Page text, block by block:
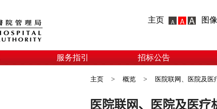
主页 图
服务指引 招标公告
主页 > 概览 > 医院联网、医院及医